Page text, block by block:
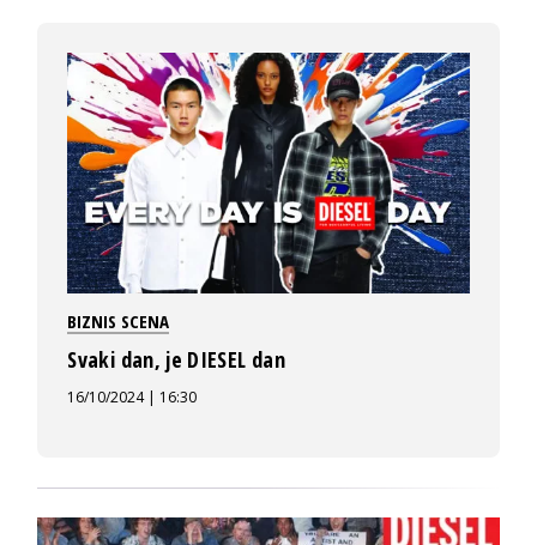
BIZNIS SCENA
Svaki dan, je DIESEL dan
16/10/2024 | 16:30